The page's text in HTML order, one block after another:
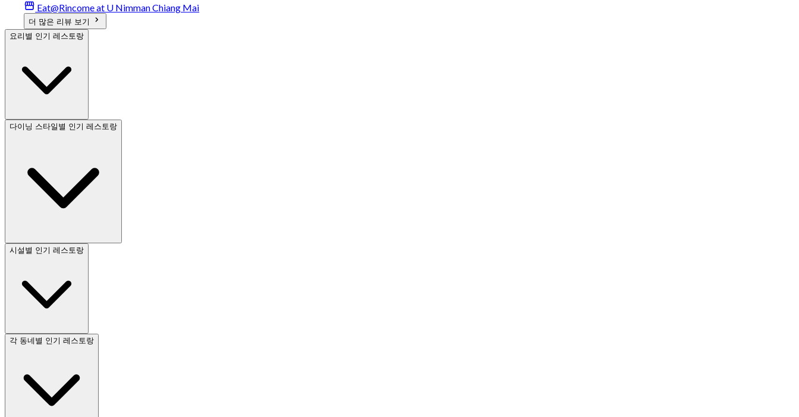
Eat@Rincome at U Nimman Chiang Mai
더 많은 리뷰 보기
요리별 인기 레스토랑
다이닝 스타일별 인기 레스토랑
시설별 인기 레스토랑
각 동네별 인기 레스토랑